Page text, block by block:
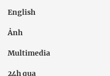
English
Ảnh
Multimedia
24h qua